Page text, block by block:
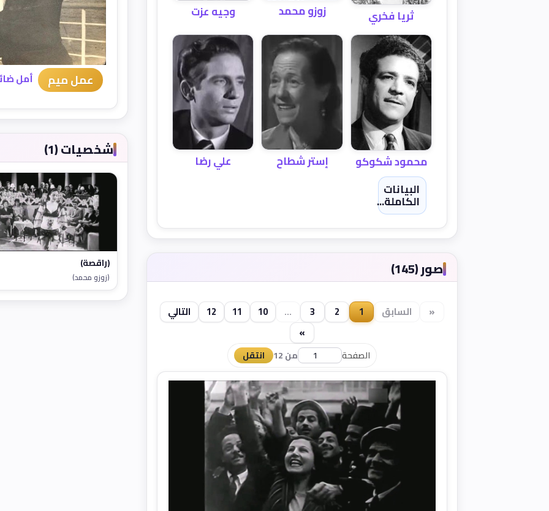
ثريا فخري زوزو محمد وجيه عزت
محمود شكوكو إستر شطاح
علي رضا
البيانات
الكاملة...
صور (145)
« السابق 1
2
3
...
10
11
12
التالي
»
الصفحة من 12 انتقل
عمل ميم أمل
شخصيات (1)
(راقصة)
(زوزو محمد)